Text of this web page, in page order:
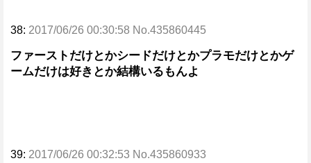
38: 2017/06/26 00:30:58 No.435860445
ファーストだけとかシードだけとかプラモだけとかゲ
ームだけは好きとか結構いるもんよ
39: 2017/06/26 00:32:53 No.435860933